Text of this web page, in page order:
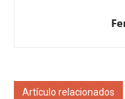
Artículo relacionados